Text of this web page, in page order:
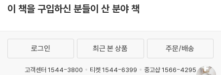
이 책을 구입하신 분들이 산 분야 책
로그인 최근 본 상품 주문/배송
고객센터 1544-3800 티켓 1544-6399 중고샵 1566-4295